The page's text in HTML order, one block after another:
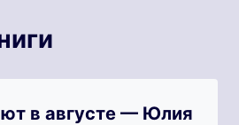
в августе — Юлия